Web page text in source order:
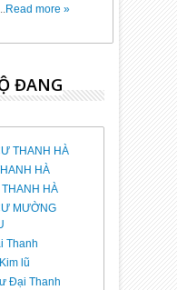
Read more »
ĐANG
THANH HÀ
HÀ
THANH HÀ
MƯỜNG
Thanh
lũ
Đại Thanh